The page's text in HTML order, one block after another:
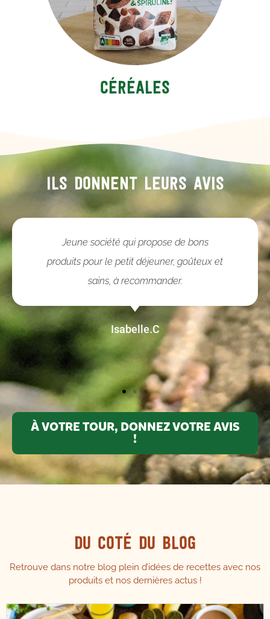
céréales
Ils donnent leurs avis
Jeune société qui propose de bons
produits pour le petit déjeuner, goûteux et
sains, à recommander.
Isabelle.C
À VOTRE TOUR, DONNEZ VOTRE AVIS
!
Du coté du blog
Retrouve dans notre blog plein d’idées de recettes avec nos
produits et nos dernières actus !